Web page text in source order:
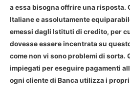
a essa bisogna offrire una risposta.
Italiane e assolutamente
emessi dagli Istituti di credito, per
dovesse essere incentrata su
come non vi sono problemi di sorta.
impiegati per eseguire pagamenti
ogni cliente di Banca utilizza i